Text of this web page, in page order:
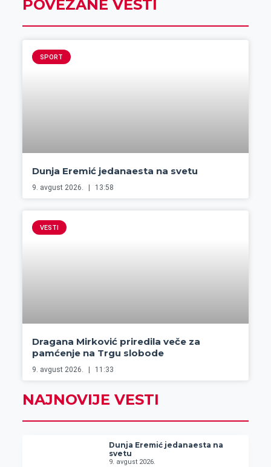
POVEZANE VESTI
SPORT
Dunja Eremić jedanaesta na svetu
9. avgust 2026. 13:58
VESTI
Dragana Mirković priredila veče za
pamćenje na Trgu slobode
9. avgust 2026. 11:33
NAJNOVIJE VESTI
Dunja Eremić jedanaesta na
svetu
9. avgust 2026.